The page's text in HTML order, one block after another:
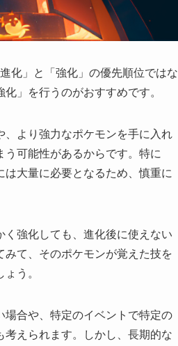
化」と「強化」の優先順位ではな
」を行うのがおすすめです。
より強力なポケモンを手に入れ
可能性があるからです。特に
は大量に必要となるため、慎重に
強化しても、進化後に使えない
て、そのポケモンが覚えた技を
う。
場合や、特定のイベントで特定の
えられます。しかし、長期的な